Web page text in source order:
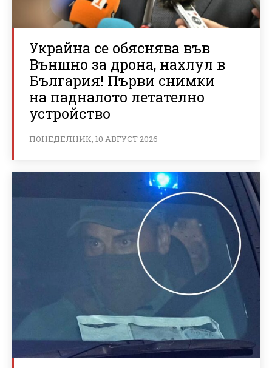
Украйна се обяснява във
Външно за дрона, нахлул в
България! Първи снимки
на падналото летателно
устройство
ПОНЕДЕЛНИК, 10 АВГУСТ 2026